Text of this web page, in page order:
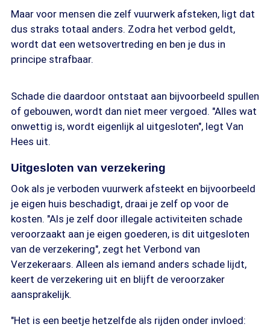
Maar voor mensen die zelf vuurwerk afsteken, ligt dat
dus straks totaal anders. Zodra het verbod geldt,
wordt dat een wetsovertreding en ben je dus in
principe strafbaar.
Schade die daardoor ontstaat aan bijvoorbeeld spullen
of gebouwen, wordt dan niet meer vergoed. "Alles wat
onwettig is, wordt eigenlijk al uitgesloten", legt Van
Hees uit.
Uitgesloten van verzekering
Ook als je verboden vuurwerk afsteekt en bijvoorbeeld
je eigen huis beschadigt, draai je zelf op voor de
kosten. "Als je zelf door illegale activiteiten schade
veroorzaakt aan je eigen goederen, is dit uitgesloten
van de verzekering", zegt het Verbond van
Verzekeraars. Alleen als iemand anders schade lijdt,
keert de verzekering uit en blijft de veroorzaker
aansprakelijk.
"Het is een beetje hetzelfde als rijden onder invloed: